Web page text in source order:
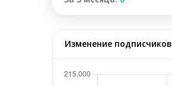
Изменение подписчиков